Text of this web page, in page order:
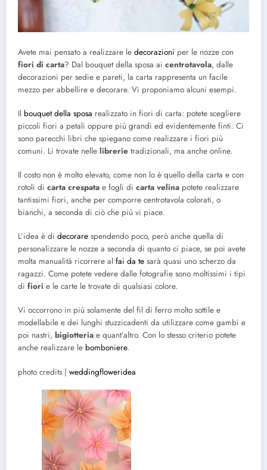
Avete mai pensato a realizzare le decorazioni per le nozze con
fiori di carta? Dal bouquet della sposa ai centrotavola, dalle
decorazioni per sedie e pareti, la carta rappresenta un facile
mezzo per abbellire e decorare. Vi proponiamo alcuni esempi.
Il bouquet della sposa realizzato in fiori di carta: potete scegliere
piccoli fiori a petali oppure più grandi ed evidentemente finti. Ci
sono parecchi libri che spiegano come realizzare i fiori più
comuni. Li trovate nelle librerie tradizionali, ma anche online.
Il costo non è molto elevato, come non lo è quello della carta e con
rotoli di carta crespata e fogli di carta velina potete realizzare
tantissimi fiori, anche per comporre centrotavola colorati, o
bianchi, a seconda di ciò che più vi piace.
L’idea è di decorare spendendo poco, però anche quella di
personalizzare le nozze a seconda di quanto ci piace, se poi avete
molta manualità ricorrere al fai da te sarà quasi uno scherzo da
ragazzi. Come potete vedere dalle fotografie sono moltissimi i tipi
di fiori e le carte le trovate di qualsiasi colore.
Vi occorrono in più solamente del fil di ferro molto sottile e
modellabile e dei lunghi stuzzicadenti da utilizzare come gambi e
poi nastri, bigiotteria e quant’altro. Con lo stesso criterio potete
anche realizzare le bomboniere.
photo credits | weddingfloweridea